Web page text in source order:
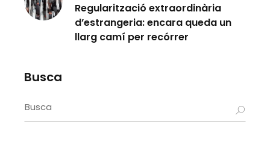
Regularització extraordinària
d’estrangeria: encara queda un
llarg camí per recórrer
Busca
Search
for: